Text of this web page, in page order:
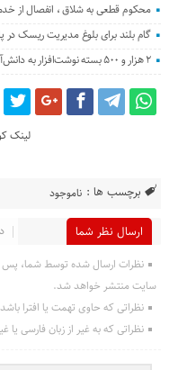
محکوم قطعی به شلاق ، انفصال از
گام بلند برای بلوغ مدیریت ریسک در
۲ هزار و ۵۰۰ بسته نوشت‌افزار به دانش‌آموزان خوزستان رسید
لینک
برچسب ها : ناموجود
ارسال نظر شما
نظرات ارسال شده توسط شما، پس
سایت منتشر خواهد شد.
نظراتی که حاوی تهمت یا افترا
نظراتی که به غیر از زبان فارسی